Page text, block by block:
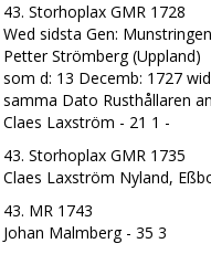
43. Storhoplax GMR 1728
Wed sidsta Gen:
Petter Strömberg (Uppland)
som d: 13 Decemb: 1727
samma Dato Rusthållaren
Claes Laxström - 21 1 -
43. Storhoplax GMR 1735
Claes Laxström Nyland,
43. MR 1743
Johan Malmberg - 35 3